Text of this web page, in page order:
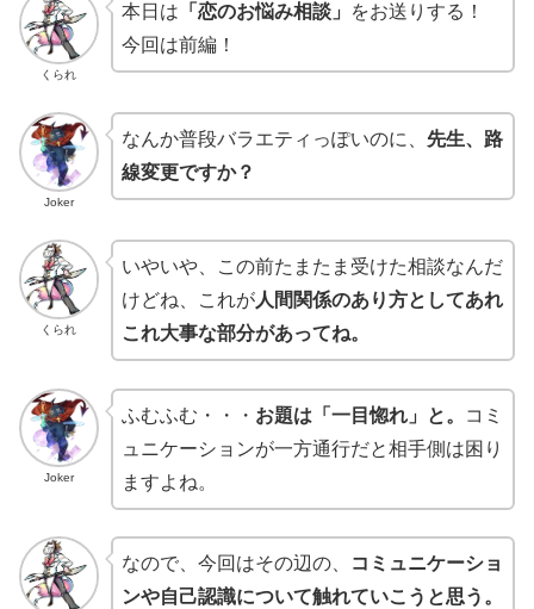
くられ
本日は 「恋のお悩み相談」
をお送りする！
今回は前編！
Joker
なんか普段バラエティっぽいのに、 先生、路
線変更ですか？
くられ
いやいや、この前たまたま受けた相談なんだ
けどね、これが人間関係のあり方としてあれ
これ大事な部分があってね。
Joker
ふむふむ・・・ お題は「一目惚れ」と。
コミ
ュニケーションが一方通行だと相手側は困り
ますよね。
なので、今回はその辺の、
コミュニケーショ
ンや自己認識について触れていこうと思う。